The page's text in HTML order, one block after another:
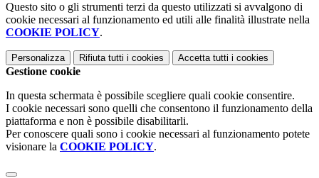
Questo sito o gli strumenti terzi da questo utilizzati si avvalgono di
cookie necessari al funzionamento ed utili alle finalità illustrate nella
COOKIE POLICY.
Personalizza Rifiuta tutti i cookies Accetta tutti i cookies
Gestione cookie
In questa schermata è possibile scegliere quali cookie consentire.
I cookie necessari sono quelli che consentono il funzionamento della
piattaforma e non è possibile disabilitarli.
Per conoscere quali sono i cookie necessari al funzionamento potete
visionare la COOKIE POLICY.